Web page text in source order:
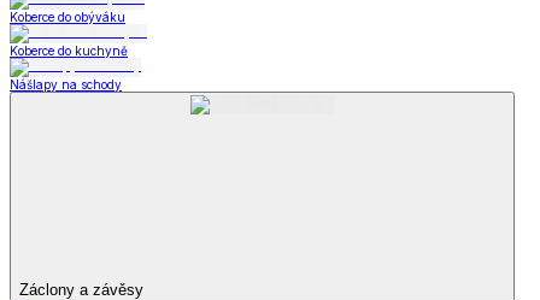
Koberce do obýváku
Koberce do kuchyně
Nášlapy na schody
Záclony a závěsy